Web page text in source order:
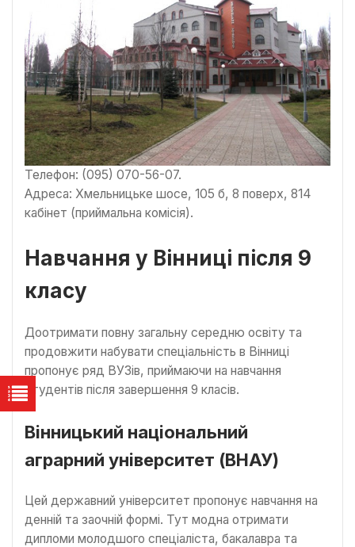
Телефон: (095) 070-56-07.
Адреса: Хмельницьке шосе, 105 б, 8 поверх, 814
кабінет (приймальна комісія).
Навчання у Вінниці після 9
класу
Доотримати повну загальну середню освіту та
продовжити набувати спеціальність в Вінниці
пропонує ряд ВУЗів, приймаючи на навчання
студентів після завершення 9 класів.
Вінницький національний
аграрний університет (ВНАУ)
Цей державний університет пропонує навчання на
денній та заочній формі. Тут модна отримати
дипломи молодшого спеціаліста, бакалавра та